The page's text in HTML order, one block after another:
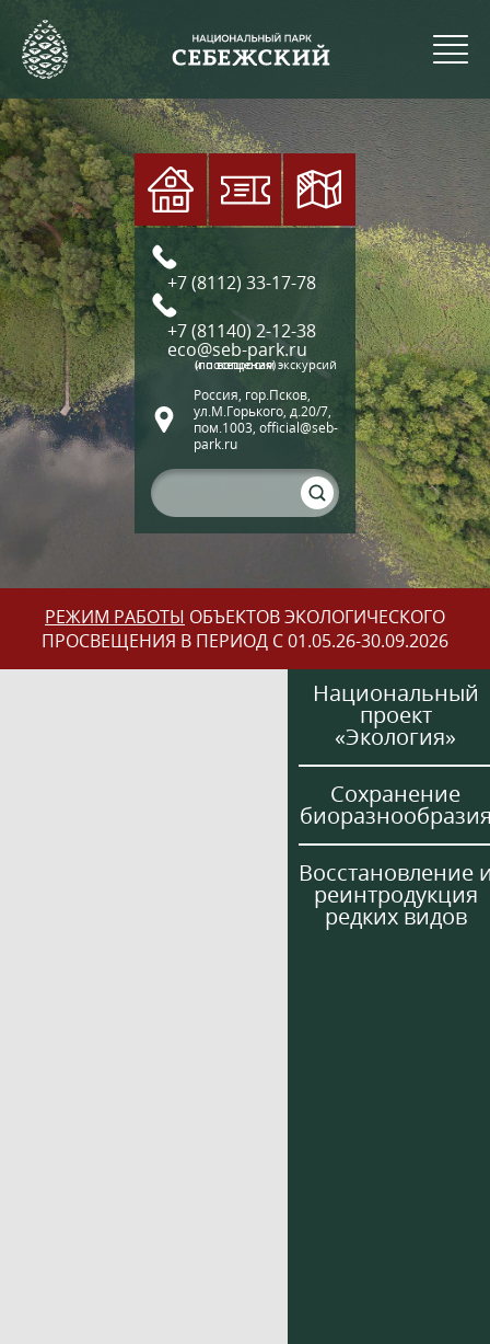
+7 (8112) 33-17-78
+7 (81140) 2-12-38
eco@seb-park.ru
(по вопросам экскурсий и посещения)
Россия, гор.Псков,
ул.М.Горького, д.20/7,
пом.1003, official@seb-
park.ru
РЕЖИМ РАБОТЫ ОБЪЕКТОВ ЭКОЛОГИЧЕСКОГО
ПРОСВЕЩЕНИЯ В ПЕРИОД С 01.05.26-30.09.2026
Национальный
проект
«Экология»
Сохранение
Восстановление
реинтродукция
редких видов